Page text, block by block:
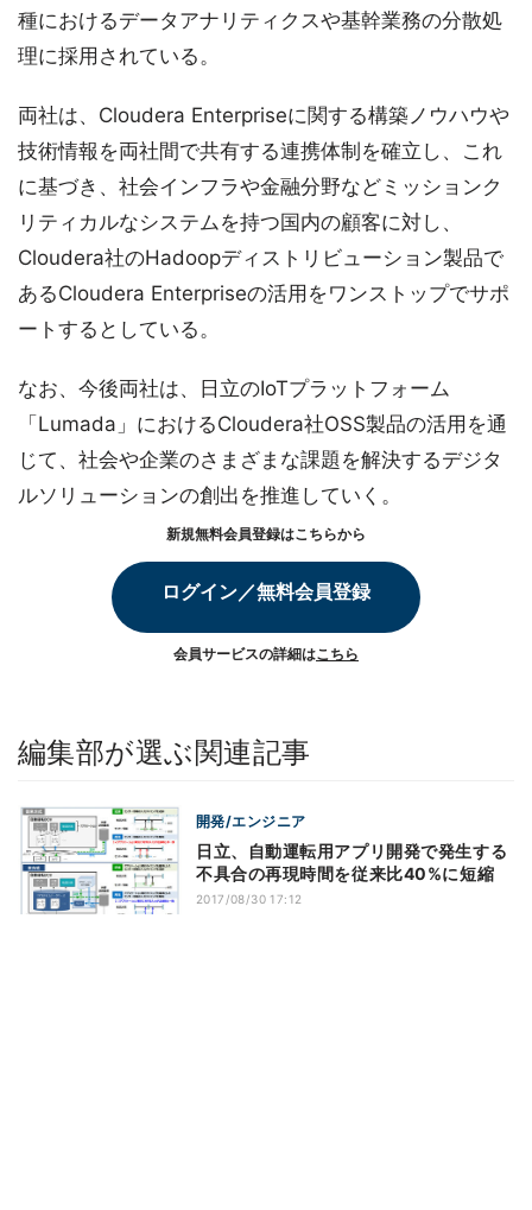
種におけるデータアナリティクスや基幹業務の分散処
理に採用されている。
両社は、Cloudera Enterpriseに関する構築ノウハウや
技術情報を両社間で共有する連携体制を確立し、これ
に基づき、社会インフラや金融分野などミッションク
リティカルなシステムを持つ国内の顧客に対し、
Cloudera社のHadoopディストリビューション製品で
あるCloudera Enterpriseの活用をワンストップでサポ
ートするとしている。
なお、今後両社は、日立のIoTプラットフォーム
「Lumada」におけるCloudera社OSS製品の活用を通
じて、社会や企業のさまざまな課題を解決するデジタ
ルソリューションの創出を推進していく。
新規無料会員登録はこちらから
ログイン／無料会員登録
会員サービスの詳細はこちら
編集部が選ぶ関連記事
開発/エンジニア
日立、自動運転用アプリ開発で発生する
不具合の再現時間を従来比40%に短縮
2017/08/30 17:12